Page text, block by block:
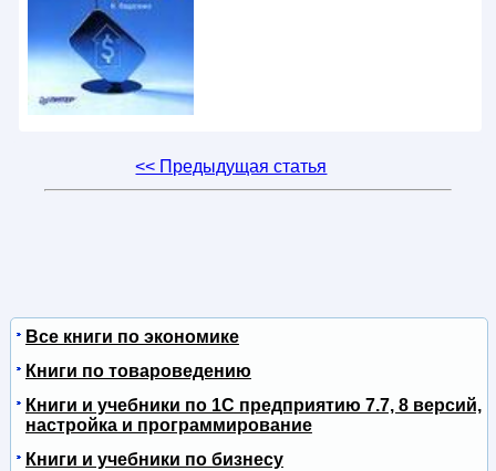
<< Предыдущая статья
Все книги по экономике
Книги по товароведению
Книги и учебники по 1С предприятию 7.7, 8 версий,
настройка и программирование
Книги и учебники по бизнесу